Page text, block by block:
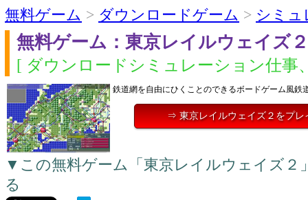
無料ゲーム > ダウンロードゲーム > シミュ
無料ゲーム：東京レイルウェイズ２
[ ダウンロードシミュレーション仕事
鉄道網を自由にひくことのできるボードゲーム風鉄
⇒ 東京レイルウェイズ２をプレ
▼この無料ゲーム「東京レイルウェイズ２
る